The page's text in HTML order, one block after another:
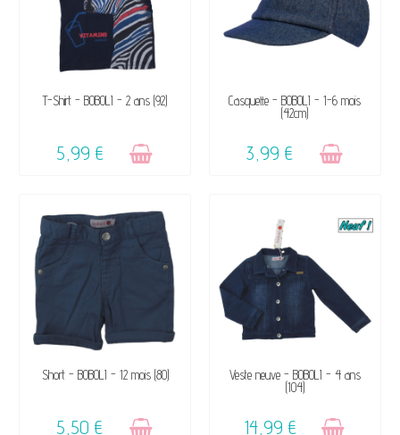
VENDU, VICTIME DE SON
T-Shirt - BOBOLI - 2 ans (92)
5,99 €
VENDU, VICTIME DE SON
SUCCÈS ☺
Casquette - BOBOLI - 1-6 mois
(42cm)
3,99 €
VENDU, VICTIME DE SON
Short - BOBOLI - 12 mois (80)
5,50 €
VENDU, VICTIME DE SON
SUCCÈS ☺
Veste neuve - BOBOLI - 4 ans
(104)
14,99 €